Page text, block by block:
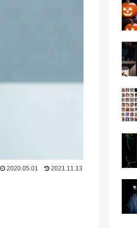
2021.11.13
2020.05.01